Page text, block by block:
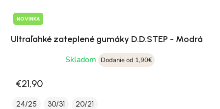
NOVINKA
Ultraľahké zateplené gumáky D.D.STEP - Modrá
Skladom
Dodanie od 1,90€
€21,90
24/25 30/31 20/21